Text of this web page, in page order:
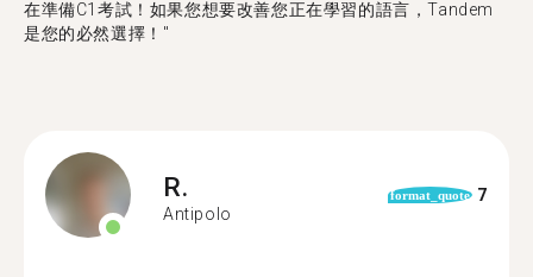
在準備C1考試！如果您想要改善您正在學習的語言，Tandem
是您的必然選擇！"
R.
Antipolo
format_quote 7